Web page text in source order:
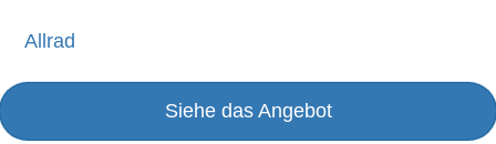
Allrad
Siehe das Angebot